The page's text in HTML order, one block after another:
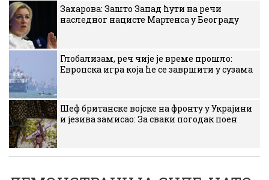
Захарова: Зашто Запад ћути на речи
наследног нацисте Мартенса у Београду
Глобализам, реч чије је време прошло:
Европска игра која ће се завршити у сузама
Шеф британске војске на фронту у Украјини
и језива замисао: За сваки погодак поен